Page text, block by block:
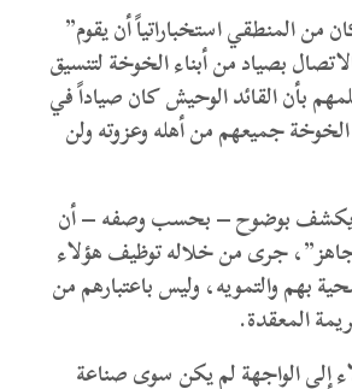
من المنطقي استخباراتياً أن يقوم”
بصياد من أبناء الخوخة لتنسيق
بأن القائد الوحيش كان صياداً في
جميعهم من أهله وعزوته ولن
يكشف بوضوح – بحسب وصفه – أن
جاهز”، جرى من خلاله توظيف هؤلاء
بهم والتمويه، وليس باعتبارهم من
المعقدة.
إلى الواجهة لم يكن سوى صناعة